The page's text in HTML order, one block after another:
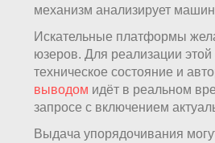
механизм анализирует
Искательные платформы
юзеров. Для реализации
техническое состояние и
выводом идёт в реальном
запросе с включением
Выдача упорядочивания